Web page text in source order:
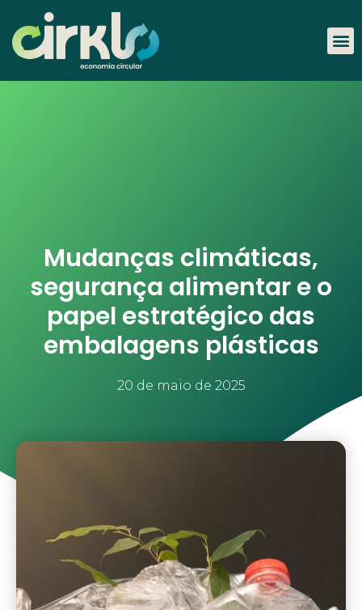
Mudanças climáticas,
segurança alimentar e o
papel estratégico das
embalagens plásticas
20 de maio de 2025